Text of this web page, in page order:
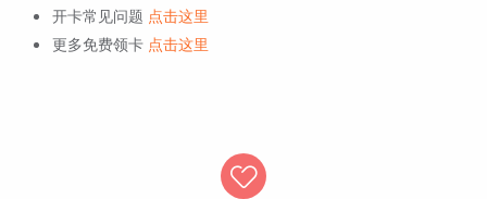
开卡常见问题 点击这里
更多免费领卡 点击这里